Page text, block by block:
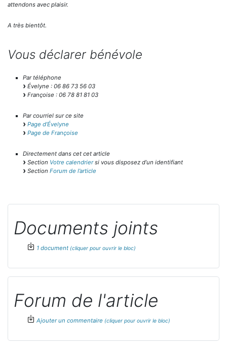
attendons avec plaisir.
A très bientôt.
Vous déclarer bénévole
Par téléphone
Évelyne : 06 86 73 56 03
Françoise : 06 78 81 81 03
Par courriel sur ce site
Page d’Évelyne
Page de Françoise
Directement dans cet cet article
Section Votre calendriersi vous disposez d’un identifiant
Section Forum de l’article
Documents joints
1 document
Forum de l'article
Ajouter un commentaire